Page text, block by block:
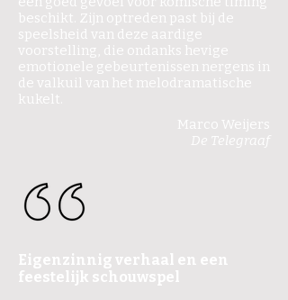
beschikt. Zijn optreden past bij de
speelsheid van deze aardige
voorstelling, die ondanks hevige
emotionele gebeurtenissen nergens in
de valkuil van het melodramatische
kukelt.
Marco Weijers
De Telegraaf
Eigenzinnig verhaal en een
feestelijk schouwspel